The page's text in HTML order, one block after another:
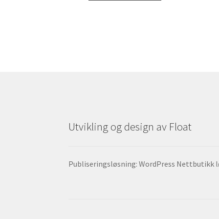
Utvikling og design av Float
Publiseringsløsning: WordPress Nettbutikk